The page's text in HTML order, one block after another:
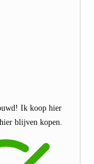
Ik koop hier
blijven kopen.